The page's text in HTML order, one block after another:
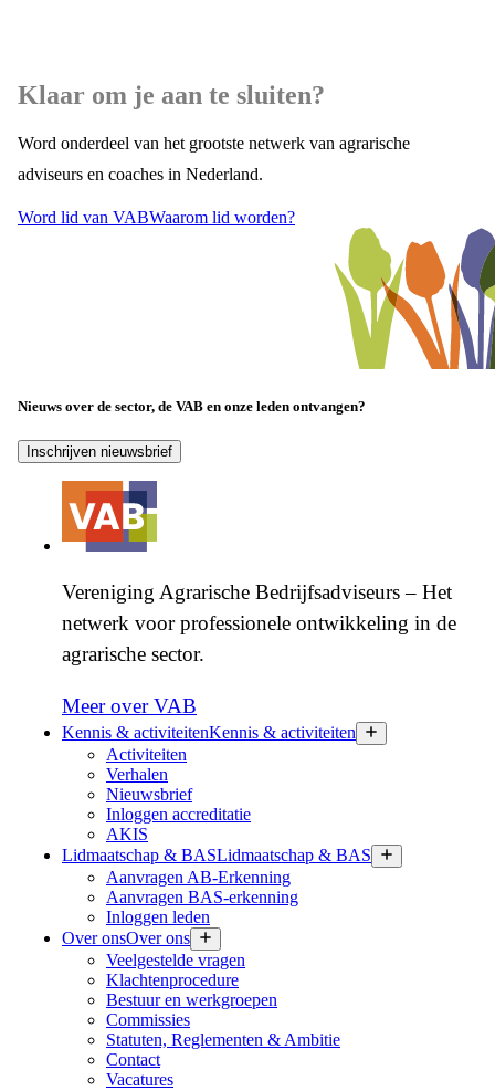
Klaar om je aan te sluiten?
Word onderdeel van het grootste netwerk van agrarische
adviseurs en coaches in Nederland.
Word lid van VABWaarom lid worden?
Nieuws over de sector, de VAB en onze leden ontvangen?
Inschrijven nieuwsbrief
Vereniging Agrarische Bedrijfsadviseurs – Het
netwerk voor professionele ontwikkeling in de
agrarische sector.
Meer over VAB
Kennis & activiteitenKennis & activiteiten
Activiteiten
Verhalen
Nieuwsbrief
Inloggen accreditatie
AKIS
Lidmaatschap & BASLidmaatschap & BAS
Aanvragen AB-Erkenning
Aanvragen BAS-erkenning
Inloggen leden
Over onsOver ons
Veelgestelde vragen
Klachtenprocedure
Bestuur en werkgroepen
Commissies
Statuten, Reglementen & Ambitie
Contact
Vacatures